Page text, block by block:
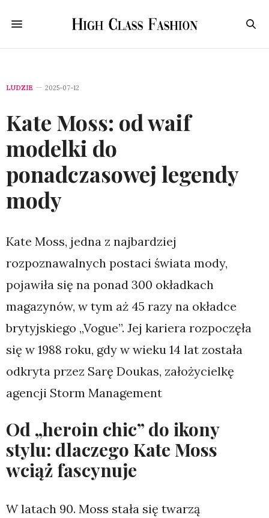
LUDZIE 2025-07-12
Kate Moss: od waif
modelki do
ponadczasowej legendy
mody
Kate Moss, jedna z najbardziej
rozpoznawalnych postaci świata mody,
pojawiła się na ponad 300 okładkach
magazynów, w tym aż 45 razy na okładce
brytyjskiego „Vogue”. Jej kariera rozpoczęła
się w 1988 roku, gdy w wieku 14 lat została
odkryta przez Sarę Doukas, założycielkę
agencji Storm Management
Od „heroin chic” do ikony
stylu: dlaczego Kate Moss
wciąż fascynuje
W latach 90. Moss stała się twarzą